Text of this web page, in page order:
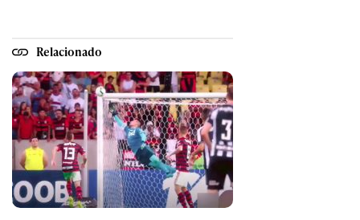
Relacionado